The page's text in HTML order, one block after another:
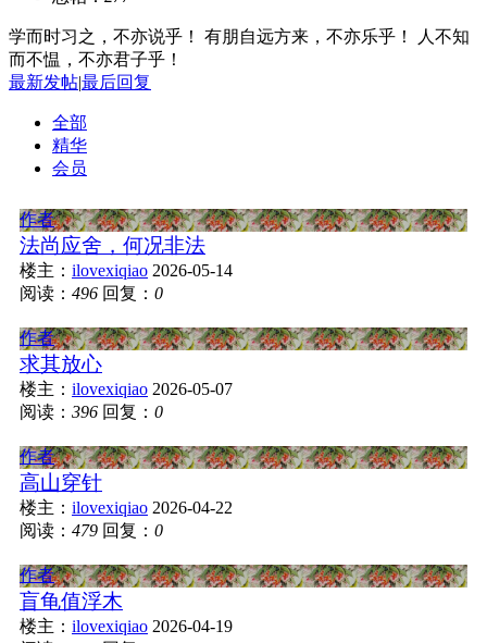
学而时习之，不亦说乎！ 有朋自远方来，不亦乐乎！ 人不知
而不愠，不亦君子乎！
最新发帖|最后回复
全部
精华
会员
作者
法尚应舍，何况非法
楼主： ilovexiqiao 2026-05-14
阅读： 496 回复： 0
作者
求其放心
楼主： ilovexiqiao 2026-05-07
阅读： 396 回复： 0
作者
高山穿针
楼主： ilovexiqiao 2026-04-22
阅读： 479 回复： 0
作者
盲龟值浮木
楼主： ilovexiqiao 2026-04-19